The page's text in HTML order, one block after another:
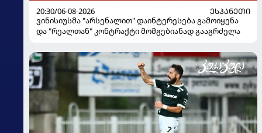
20:30/06-08-2026
ᲔᲡᲞᲐᲜᲔᲗᲘ
ვინისიუსმა "არსენალით" დაინტერესება გამოიყენა
და "რეალთან" კონტრაქტი მომგებიანად გააგრძელა